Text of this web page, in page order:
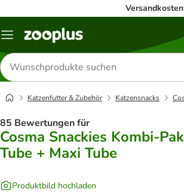
Menü
Produkte
suchen
Katzenfutter & Zubehör Katzensnacks
85 Bewertungen für
Cosma Snackies Kombi-
Tube + Maxi Tube
Produktbild hochladen